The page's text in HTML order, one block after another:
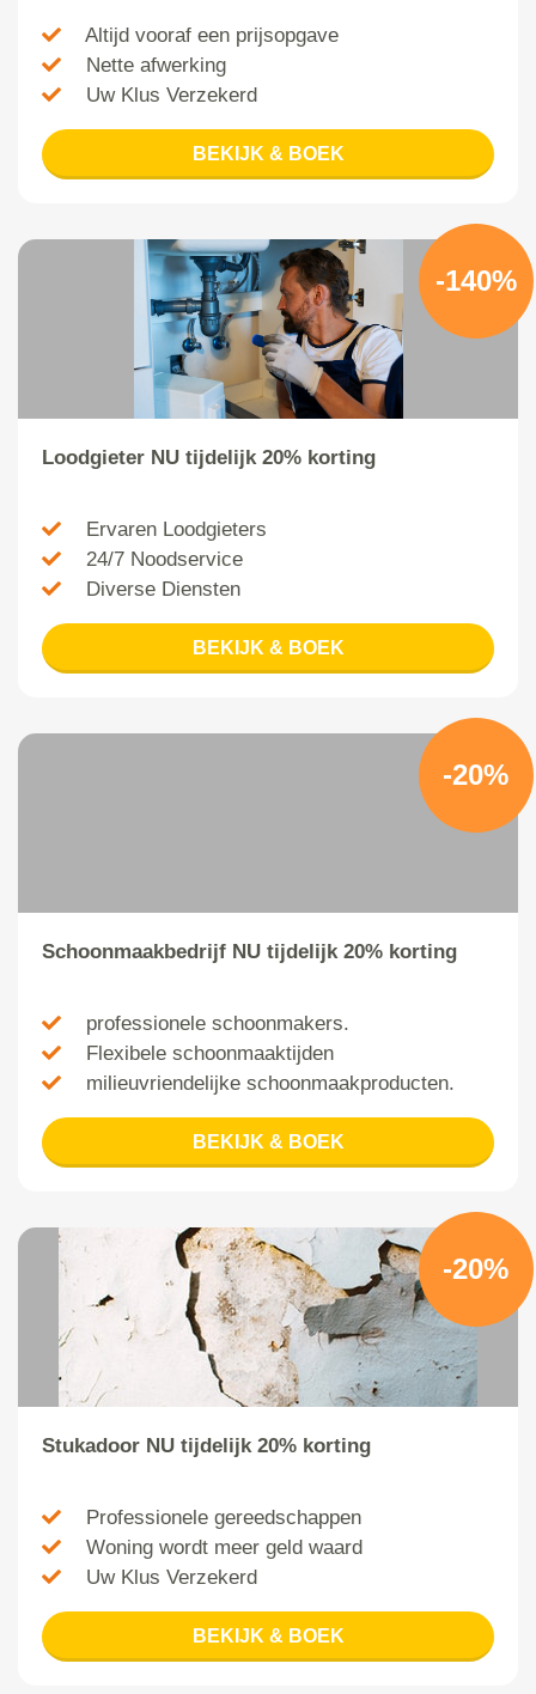
Altijd vooraf een prijsopgave
Nette afwerking
Uw Klus Verzekerd
BEKIJK & BOEK
-140%
Loodgieter NU tijdelijk 20% korting
Ervaren Loodgieters
24/7 Noodservice
Diverse Diensten
BEKIJK & BOEK
-20%
Schoonmaakbedrijf NU tijdelijk 20% korting
professionele schoonmakers.
Flexibele schoonmaaktijden
milieuvriendelijke schoonmaakproducten.
BEKIJK & BOEK
-20%
Stukadoor NU tijdelijk 20% korting
Professionele gereedschappen
Woning wordt meer geld waard
Uw Klus Verzekerd
BEKIJK & BOEK